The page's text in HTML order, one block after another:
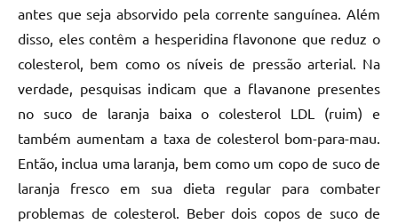
antes que seja absorvido pela corrente sanguínea. Além
disso, eles contêm a hesperidina flavonone que reduz o
colesterol, bem como os níveis de pressão arterial. Na
verdade, pesquisas indicam que a flavanone presentes
no suco de laranja baixa o colesterol LDL (ruim) e
também aumentam a taxa de colesterol bom-para-mau.
Então, inclua uma laranja, bem como um copo de suco de
laranja fresco em sua dieta regular para combater
problemas de colesterol. Beber dois copos de suco de